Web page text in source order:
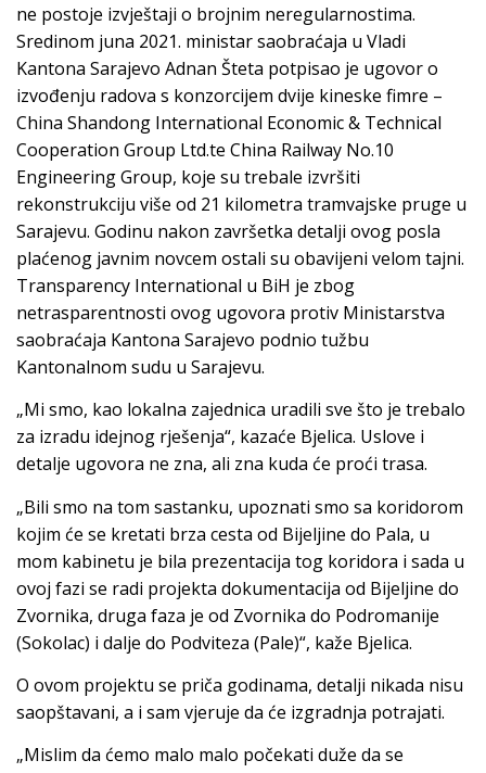
ne postoje izvještaji o brojnim neregularnostima.
Sredinom juna 2021. ministar saobraćaja u Vladi
Kantona Sarajevo Adnan Šteta potpisao je ugovor o
izvođenju radova s konzorcijem dvije kineske fimre –
China Shandong International Economic & Technical
Cooperation Group Ltd.te China Railway No.10
Engineering Group, koje su trebale izvršiti
rekonstrukciju više od 21 kilometra tramvajske pruge u
Sarajevu. Godinu nakon završetka detalji ovog posla
plaćenog javnim novcem ostali su obavijeni velom tajni.
Transparency International u BiH je zbog
netrasparentnosti ovog ugovora protiv Ministarstva
saobraćaja Kantona Sarajevo podnio tužbu
Kantonalnom sudu u Sarajevu.
„Mi smo, kao lokalna zajednica uradili sve što je trebalo
za izradu idejnog rješenja“, kazaće Bjelica. Uslove i
detalje ugovora ne zna, ali zna kuda će proći trasa.
„Bili smo na tom sastanku, upoznati smo sa koridorom
kojim će se kretati brza cesta od Bijeljine do Pala, u
mom kabinetu je bila prezentacija tog koridora i sada u
ovoj fazi se radi projekta dokumentacija od Bijeljine do
Zvornika, druga faza je od Zvornika do Podromanije
(Sokolac) i dalje do Podviteza (Pale)“, kaže Bjelica.
O ovom projektu se priča godinama, detalji nikada nisu
saopštavani, a i sam vjeruje da će izgradnja potrajati.
„Mislim da ćemo malo malo počekati duže da se